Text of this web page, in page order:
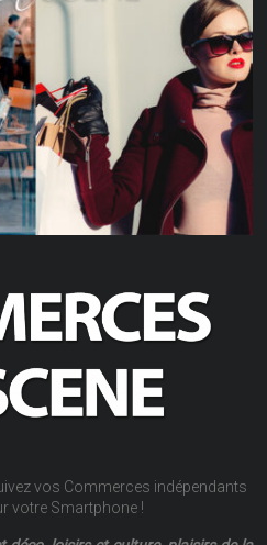
vos Commerces indépendants
votre Smartphone !